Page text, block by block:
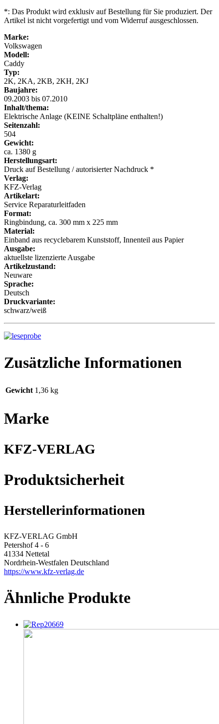
*: Das Produkt wird exklusiv auf Bestellung für Sie produziert. Der
Artikel ist nicht vorgefertigt und vom Widerruf ausgeschlossen.
Marke:
Volkswagen
Modell:
Caddy
Typ:
2K, 2KA, 2KB, 2KH, 2KJ
Baujahre:
09.2003 bis 07.2010
Inhalt/thema:
Elektrische Anlage (KEINE Schaltpläne enthalten!)
Seitenzahl:
504
Gewicht:
ca. 1380 g
Herstellungsart:
Druck auf Bestellung / autorisierter Nachdruck *
Verlag:
KFZ-Verlag
Artikelart:
Service Reparaturleitfaden
Format:
Ringbindung, ca. 300 mm x 225 mm
Material:
Einband aus recyclebarem Kunststoff, Innenteil aus Papier
Ausgabe:
aktuellste lizenzierte Ausgabe
Artikelzustand:
Neuware
Sprache:
Deutsch
Druckvariante:
schwarz/weiß
Zusätzliche Informationen
Gewicht 1,36 kg
Marke
KFZ-VERLAG
Produktsicherheit
Herstellerinformationen
KFZ-VERLAG GmbH
Petershof 4 - 6
41334 Nettetal
Nordrhein-Westfalen Deutschland
https://www.kfz-verlag.de
Ähnliche Produkte